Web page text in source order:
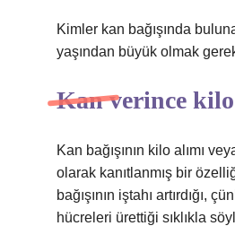
Kimler kan bağışında
yaşından büyük olmak
Kan verince kilo
Kan bağışının kilo alımı
olarak kanıtlanmış bir
bağışının iştahı artırdığı,
hücreleri ürettiği sıklıkla